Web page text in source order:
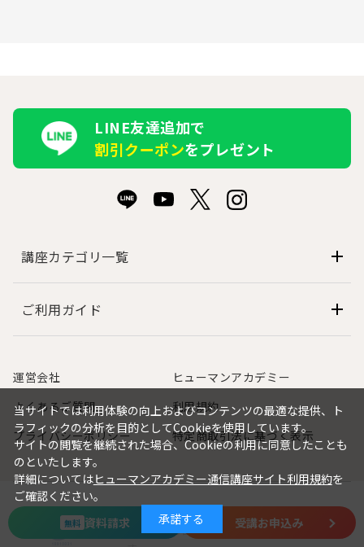
無料 資料請求 受講お申込み
LINE友達追加で
割引クーポンをプレゼント
講座カテゴリ一覧
ご利用ガイド
運営会社
ヒューマンアカデミー
よくあるご質問
利用規約
プライバシーポリシー
特定商取引法に基づく表示
ヒューマンアカデミーは「プライバシーマー
ク」使用の許諾事業者として認定されていま
当サイトでは利用体験の向上およびコンテンツの最適な提供、ト
ラフィックの分析を目的としてCookieを使用しています。
サイトの閲覧を継続された場合、Cookieの利用に同意したことも
のといたします。
詳細についてはヒューマンアカデミー通信講座サイト利用規約を
ご確認ください。
承諾する